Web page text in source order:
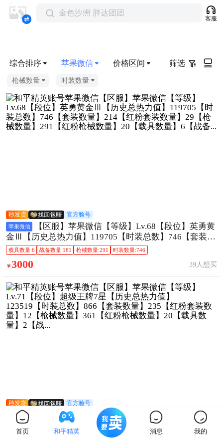
金色沙洲 胖达团团
客服
综合排序 苹果微信 价格区间 筛选
枪械数量 时装数量
秒发货 官方验号
苹果微信
金Ⅲ【历史总热力值】119705【时装总数】746【套装数
量】214【红粉套装数量】29【枪械数量】291【红粉枪
械数量】20【载具数量】6【战备...
载具数量:6 战备数量:181 枪械数量:291 时装数量:746
￥3000 39人想买
秒发货 官方验号
苹果微信
牌7星【历史总热力值】123519【时装总数】866【套装
数量】235【红粉套装数量】12【枪械数量】361【红粉
枪械数量:361 时装数量:866
首页 和平精英 消息 我的